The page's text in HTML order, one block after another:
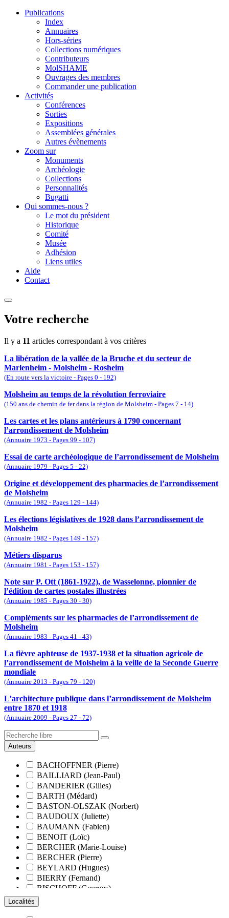
Publications
Index
Annuaires
Hors-séries
Collections numériques
Contributeurs
MolSHAME
Ouvrages des membres
Commander une publication
Activités
Conférences
Sorties
Expositions
Assemblées générales
Autres évènements
Zoom sur
Monuments
Archéologie
Collections
Personnalités
Bugatti
Qui sommes-nous ?
Le mot du président
Historique
Comité
Musée
Adhésion
Liens utiles
Aide
Contact
Votre recherche
Il y a 11 articles correspondant à vos critères
La libération de la vallée de la Bruche et du secteur de
Marlenheim - Molsheim - Rosheim
(En route vers la victoire - Pages 0 - 192)
Molsheim au temps de la révolution ferroviaire
(150 ans de chemin de fer dans la région de Molsheim - Pages 7 - 14)
Les cartes et les plans antérieurs à 1790 concernant
l’arrondissement de Molsheim
(Annuaire 1973 - Pages 99 - 107)
Essai de carte archéologique de l’arrondissement de Molsheim
(Annuaire 1979 - Pages 5 - 22)
Origine et développement des pharmacies de l’arrondissement
de Molsheim
(Annuaire 1982 - Pages 129 - 144)
Les élections législatives de 1928 dans l’arrondissement de
Molsheim
(Annuaire 1982 - Pages 149 - 157)
Métiers disparus
(Annuaire 1981 - Pages 153 - 157)
Note sur P. Ott (1861-1922), de Wasselonne, pionnier de
l’édition de cartes postales illustrées
(Annuaire 1985 - Pages 30 - 30)
Compléments sur les pharmacies de l’arrondissement de
Molsheim
(Annuaire 1983 - Pages 41 - 43)
La fièvre aphteuse de 1937-1938 et la situation agricole de
l’arrondissement de Molsheim à la veille de la Seconde Guerre
mondiale
(Annuaire 2013 - Pages 79 - 120)
L’architecture publique dans l’arrondissement de Molsheim
entre 1870 et 1918
(Annuaire 2009 - Pages 27 - 72)
Auteurs
BACHOFFNER (Pierre)
BAILLIARD (Jean-Paul)
BANDERIER (Gilles)
BARTH (Médard)
BASTON-OLSZAK (Norbert)
BAUDOUX (Juliette)
BAUMANN (Fabien)
BENOIT (Loïc)
BERCHER (Marie-Louise)
BERCHER (Pierre)
BEYLARD (Hugues)
BIERRY (Fernand)
BISCHOFF (Georges)
BLANCHARD (François)
BLANCHARD (Pierre-Valentin)
Localités